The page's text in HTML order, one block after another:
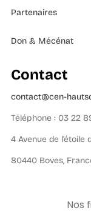
Partenaires
Don & Mécénat
Contact
contact@cen-
Téléphone : 03 22
4 Avenue de l’étoile
80440 Boves,
Nos